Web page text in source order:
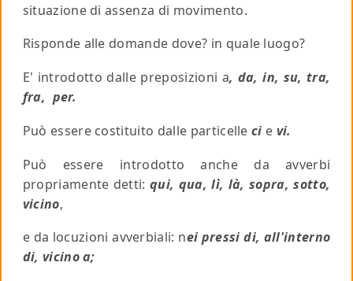
situazione di assenza di movimento.
Risponde alle domande dove? in quale luogo?
E' introdotto dalle preposizioni a, da, in, su, tra,
fra, per.
Può essere costituito dalle particelle ci e vi.
Può essere introdotto anche da avverbi
propriamente detti:qui, qua, lì, là, sopra, sotto,
vicino,
e da locuzioni avverbiali: nei pressi di, all'interno
di, vicino a;